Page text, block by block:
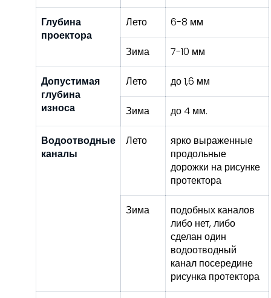
Глубина
проектора
Лето 6-8 мм
Зима 7-10 мм
Допустимая
глубина
износа
Лето до 1,6 мм
Зима до 4 мм.
Водоотводные
каналы
Лето
ярко выраженные
продольные
дорожки на рисунке
протектора
Зима
подобных каналов
либо нет, либо
сделан один
водоотводный
канал посередине
рисунка протектора